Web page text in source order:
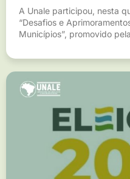
A Unale participou, nesta
“Desafios e
Municípios”, promovido